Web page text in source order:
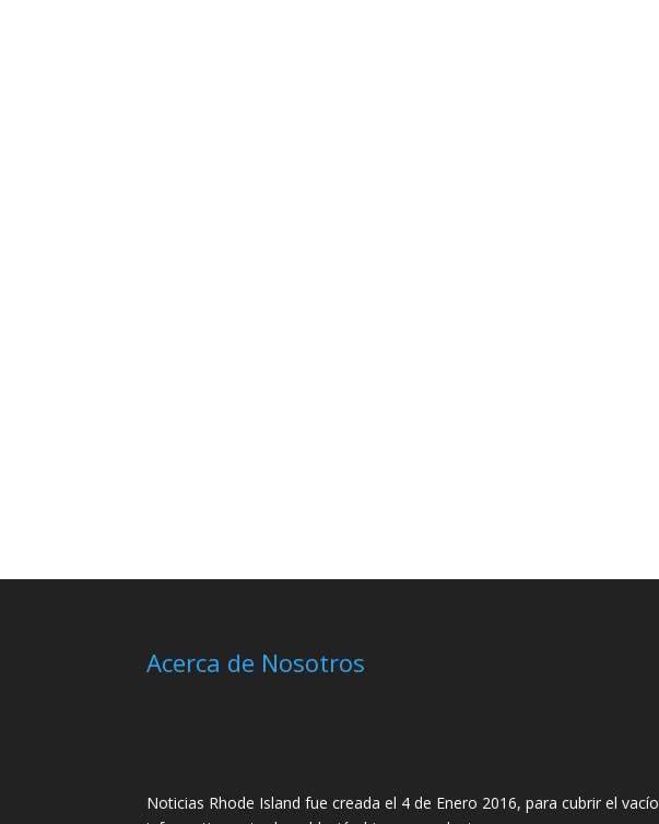
Acerca de Nosotros
Noticias Rhode Island fue creada el 4 de Enero 2016, para cubrir el vacío